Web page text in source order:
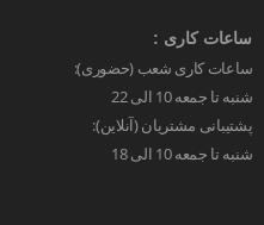
ساعات کاری :
ساعات کاری شعب (حضوری):
شنبه تا جمعه 10 الی 22
پشتیبانی مشتریان (آنلاین):
شنبه تا جمعه 10 الی 18